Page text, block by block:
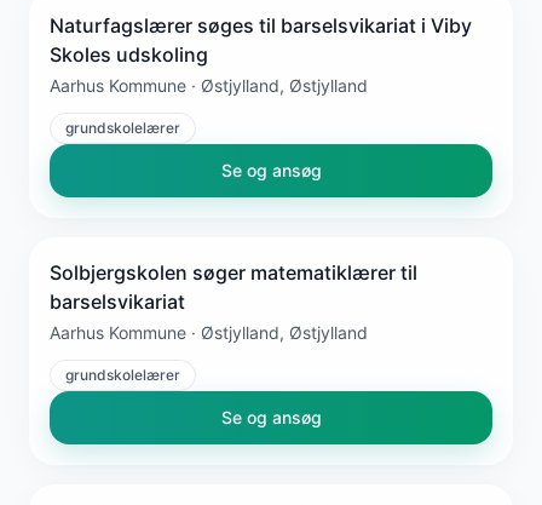
Naturfagslærer søges til barselsvikariat i Viby
Skoles udskoling
Aarhus Kommune · Østjylland, Østjylland
grundskolelærer
Se og ansøg
Solbjergskolen søger matematiklærer til
barselsvikariat
Aarhus Kommune · Østjylland, Østjylland
grundskolelærer
Se og ansøg